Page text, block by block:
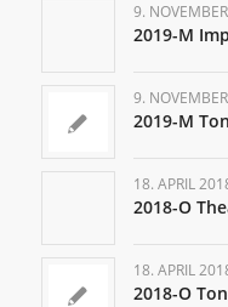
9.
2019-M
9.
2019-M
18. APRIL
2018-O
18. APRIL
2018-O